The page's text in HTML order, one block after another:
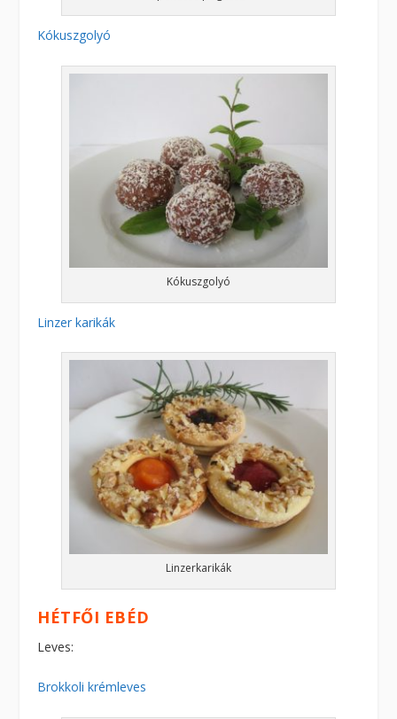
Kókuszgolyó
Kókuszgolyó
Linzer karikák
Linzerkarikák
HÉTFŐI EBÉD
Leves:
Brokkoli krémleves